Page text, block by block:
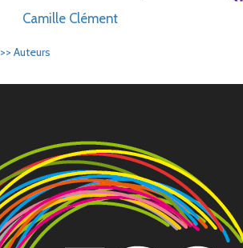
Camille Clément
>> Auteurs